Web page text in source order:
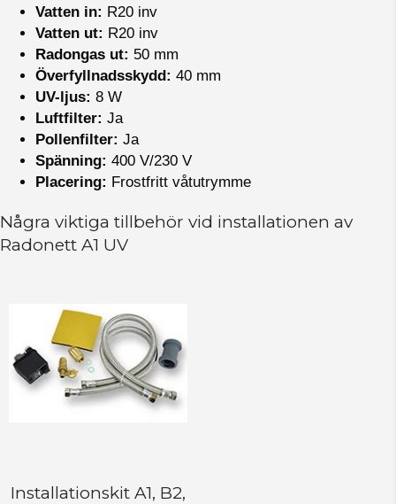
Vatten in: R20 inv
Vatten ut: R20 inv
Radongas ut: 50 mm
Överfyllnadsskydd: 40 mm
UV-ljus: 8 W
Luftfilter: Ja
Pollenfilter: Ja
Spänning: 400 V/230 V
Placering: Frostfritt våtutrymme
Några viktiga tillbehör vid installationen av
Radonett A1 UV
Installationskit ­A1, B2,